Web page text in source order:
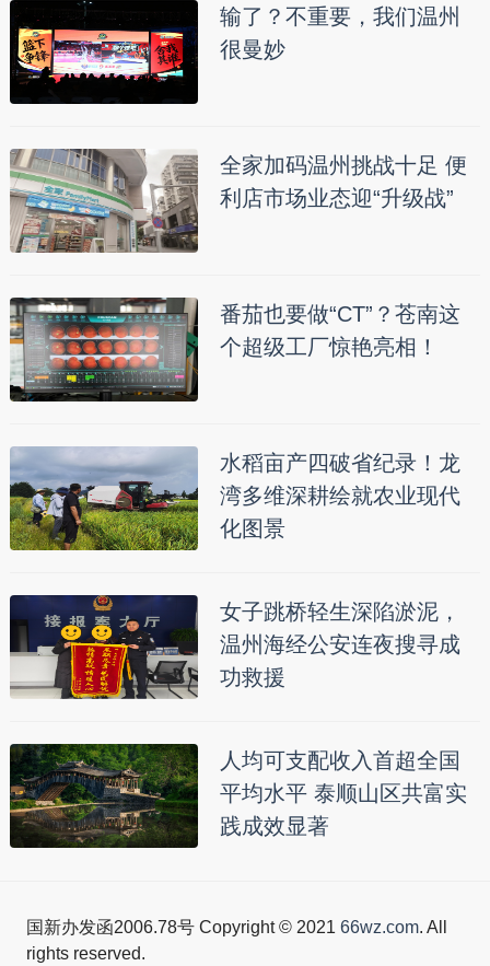
输了？不重要，我们温州
很曼妙
全家加码温州挑战十足 便
利店市场业态迎“升级战”
番茄也要做“CT”？苍南这
个超级工厂惊艳亮相！
水稻亩产四破省纪录！龙
湾多维深耕绘就农业现代
化图景
女子跳桥轻生深陷淤泥，
温州海经公安连夜搜寻成
功救援
人均可支配收入首超全国
平均水平 泰顺山区共富实
践成效显著
国新办发函2006.78号 Copyright © 2021 66wz.com. All
rights reserved.